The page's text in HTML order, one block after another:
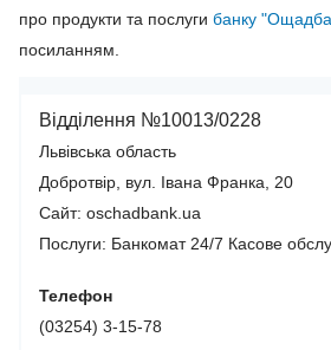
про продукти та послуги банку
посиланням.
Відділення №10013/0228
Львівська область
Добротвір, вул. Івана Франка, 20
Сайт: oschadbank.ua
Послуги: Банкомат 24/7 Касове
Телефон
(03254) 3-15-78